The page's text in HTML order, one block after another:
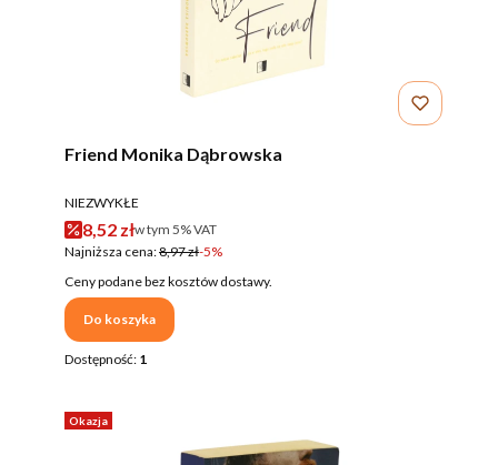
Friend Monika Dąbrowska
PRODUCENT
NIEZWYKŁE
Cena promocyjna brutto
8,52 złw tym %s VAT
w tym 5%VAT
Najniższa cena:8,97 zł-5%
Ceny podane bez kosztów dostawy.
Do koszyka
Dostępność: 1
Okazja